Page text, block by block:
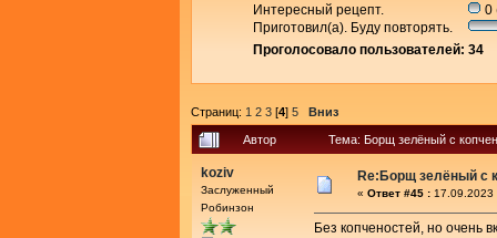
Интересный рецепт.
0
Приготовил(а). Буду повторять.
Проголосовало пользователей: 34
Страниц: 1 2 3 [4] 5 Вниз
Автор Тема: Борщ зелёный с
koziv
Заслуженный
Робинзон
Re:Борщ зелёный с
« Ответ #45 : 17.09.2023
Без копченостей, но очень